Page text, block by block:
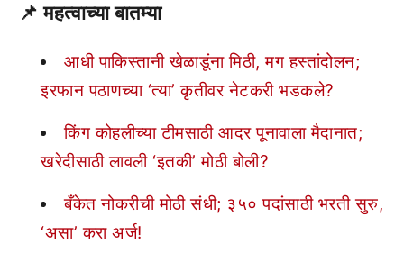
📌 महत्वाच्या बातम्या
आधी पाकिस्तानी खेळाडूंना मिठी, मग हस्तांदोलन;
इरफान पठाणच्या ‘त्या’ कृतीवर नेटकरी भडकले?
किंग कोहलीच्या टीमसाठी आदर पूनावाला मैदानात;
खरेदीसाठी लावली ‘इतकी’ मोठी बोली?
बँकेत नोकरीची मोठी संधी; ३५० पदांसाठी भरती सुरु,
‘असा’ करा अर्ज!